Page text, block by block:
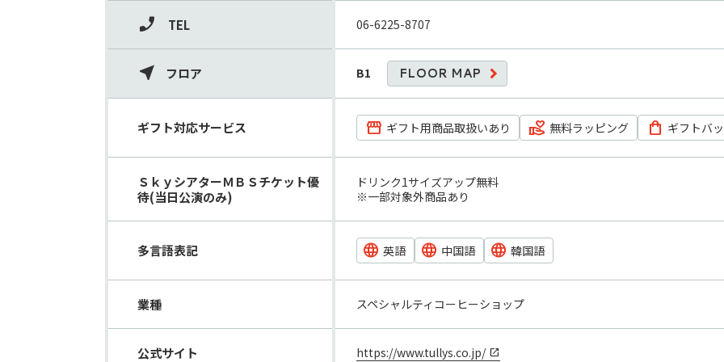
TEL 06-6225-8707
フロア B1 FLOOR MAP
ギフト対応サービス ギフト用商品取扱いあり 無料ラッピング ギフトバ
ＳｋｙシアターＭＢＳチケット優
待(当日公演のみ)
ドリンク1サイズアップ無料
※一部対象外商品あり
多言語表記 英語 中国語 韓国語
業種 スペシャルティコーヒーショップ
公式サイト https://www.tullys.co.jp/